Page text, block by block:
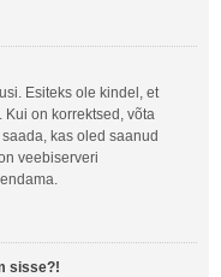
Esiteks ole kindel, et
on korrektsed, võta
kas oled saanud
veebiserveri
sisse?!